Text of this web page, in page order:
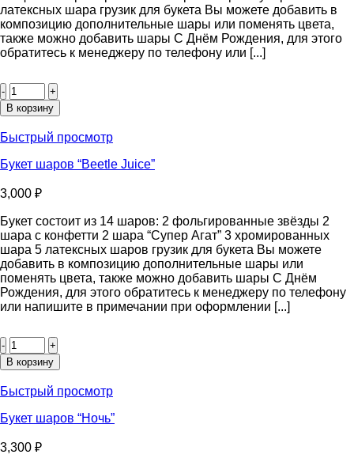
латексных шара грузик для букета Вы можете добавить в
композицию дополнительные шары или поменять цвета,
также можно добавить шары С Днём Рождения, для этого
обратитесь к менеджеру по телефону или [...]
товара
Букет
“Иллюзия”
В корзину
Быстрый просмотр
Букет шаров “Beetle Juice”
3,000 ₽
Букет состоит из 14 шаров: 2 фольгированные звёзды 2
шара с конфетти 2 шара “Супер Агат” 3 хромированных
шара 5 латексных шаров грузик для букета Вы можете
добавить в композицию дополнительные шары или
поменять цвета, также можно добавить шары С Днём
Рождения, для этого обратитесь к менеджеру по телефону
или напишите в примечании при оформлении [...]
товара
Букет
“Beetle
В корзину
Быстрый просмотр
Букет шаров “Ночь”
3,300 ₽